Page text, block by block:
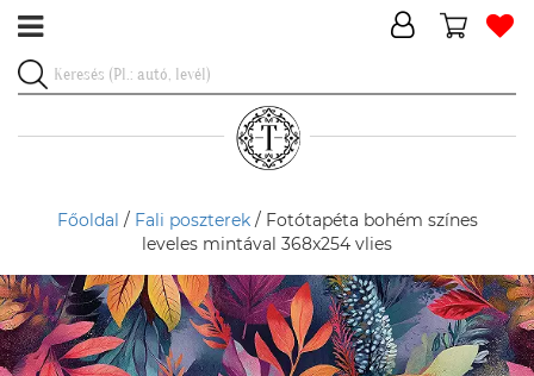
Főoldal / Fali poszterek/ Fotótapéta bohém színes
leveles mintával 368x254 vlies